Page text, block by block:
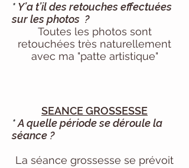
* Y’a t’il des retouches effectuées
sur les photos ?
Toutes les photos sont
retouchées très naturellement
avec ma "patte artistique"
SEANCE GROSSESSE
*A quelle période se déroule la
séance ?
La séance grossesse se prévoit